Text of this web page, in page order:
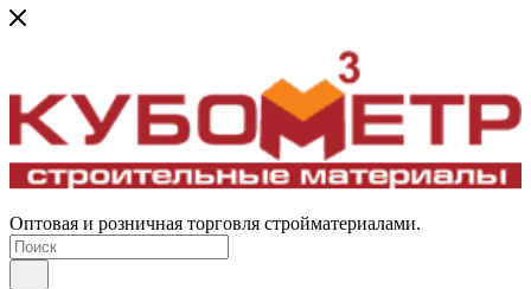
Оптовая и розничная торговля стройматериалами.